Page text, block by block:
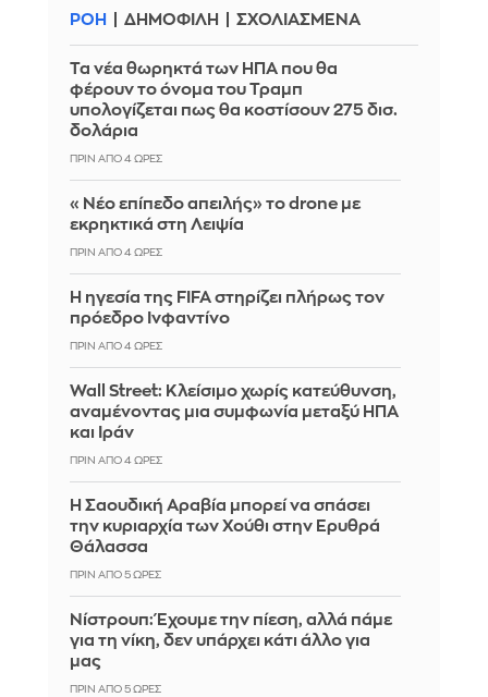
ΡΟΗ ΔΗΜΟΦΙΛΗ ΣΧΟΛΙΑΣΜΕΝΑ
Τα νέα θωρηκτά των ΗΠΑ που θα
φέρουν το όνομα του Τραμπ
υπολογίζεται πως θα κοστίσουν 275 δισ.
δολάρια
ΠΡΙΝ ΑΠΌ 4 ΏΡΕΣ
«Νέο επίπεδο απειλής» το drone με
εκρηκτικά στη Λειψία
ΠΡΙΝ ΑΠΌ 4 ΏΡΕΣ
Η ηγεσία της FIFA στηρίζει πλήρως τον
πρόεδρο Ινφαντίνο
ΠΡΙΝ ΑΠΌ 4 ΏΡΕΣ
Wall Street: Κλείσιμο χωρίς κατεύθυνση,
αναμένοντας μια συμφωνία μεταξύ ΗΠΑ
και Ιράν
ΠΡΙΝ ΑΠΌ 4 ΏΡΕΣ
Η Σαουδική Αραβία μπορεί να σπάσει
την κυριαρχία των Χούθι στην Ερυθρά
Θάλασσα
ΠΡΙΝ ΑΠΌ 5 ΏΡΕΣ
Νίστρουπ: Έχουμε την πίεση, αλλά πάμε
για τη νίκη, δεν υπάρχει κάτι άλλο για
μας
ΠΡΙΝ ΑΠΌ 5 ΏΡΕΣ